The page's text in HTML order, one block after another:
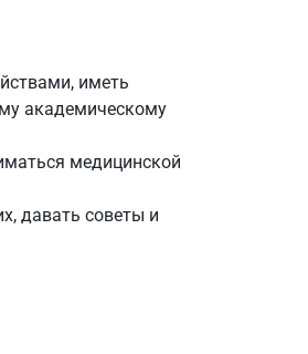
иметь
академическому
медицинской
давать советы и